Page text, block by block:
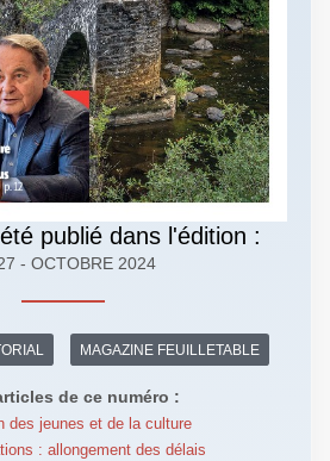
publié dans l'édition :
- OCTOBRE 2024
MAGAZINE FEUILLETABLE
de ce numéro :
des jeunes et de la culture
: allongement des délais